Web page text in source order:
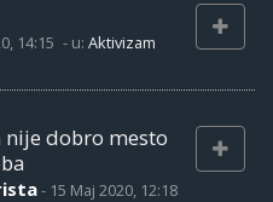
14:15 - u: Aktivizam
nije dobro mesto
- 15 Maj 2020, 12:18